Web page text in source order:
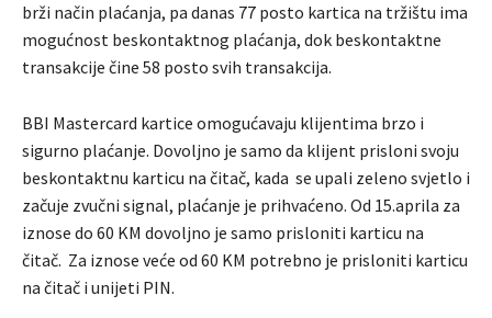
brži način plaćanja, pa danas 77 posto kartica na tržištu ima
mogućnost beskontaktnog plaćanja, dok beskontaktne
transakcije čine 58 posto svih transakcija.
BBI Mastercard kartice omogućavaju klijentima brzo i
sigurno plaćanje. Dovoljno je samo da klijent prisloni svoju
beskontaktnu karticu na čitač, kada se upali zeleno svjetlo i
začuje zvučni signal, plaćanje je prihvaćeno. Od 15.aprila za
iznose do 60 KM dovoljno je samo prisloniti karticu na
čitač. Za iznose veće od 60 KM potrebno je prisloniti karticu
na čitač i unijeti PIN.